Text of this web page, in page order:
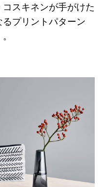
スキネンが手がけた
プリントパターン